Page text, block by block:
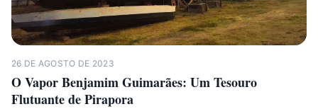
26 DE AGOSTO DE 2023
O Vapor Benjamim Guimarães: Um Tesouro
Flutuante de Pirapora